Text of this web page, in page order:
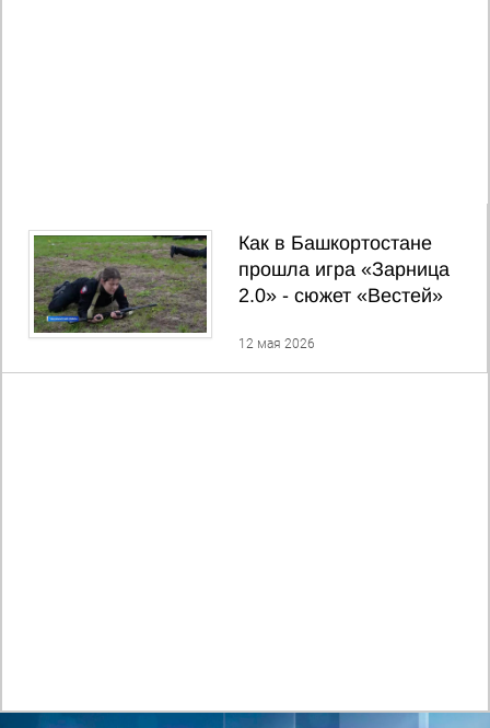
Как в Башкортостане
прошла игра «Зарница
2.0» - сюжет «Вестей»
12 мая 2026